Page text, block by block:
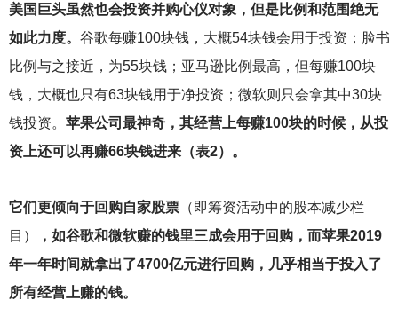
美国巨头虽然也会投资并购心仪对象，但是比例和范围绝无
如此力度。 谷歌每赚100块钱，大概54块钱会用于投资；脸书
比例与之接近，为55块钱；亚马逊比例最高，但每赚100块
钱，大概也只有63块钱用于净投资；微软则只会拿其中30块
钱投资。 苹果公司最神奇，其经营上每赚100块的时候，从投
资上还可以再赚66块钱进来（表2）。
它们更倾向于回购自家股票（即筹资活动中的股本减少栏
目）
，如谷歌和微软赚的钱里三成会用于回购，而苹果2019
年一年时间就拿出了4700亿元进行回购，几乎相当于投入了
所有经营上赚的钱。